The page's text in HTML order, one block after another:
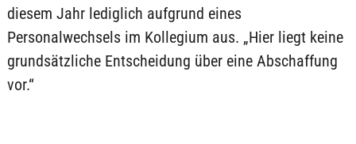
diesem Jahr lediglich aufgrund eines
Personalwechsels im Kollegium aus. „Hier liegt keine
grundsätzliche Entscheidung über eine Abschaffung
vor.“